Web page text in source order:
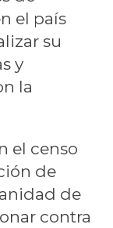
el país
su
y
la
el censo
de
de
contra